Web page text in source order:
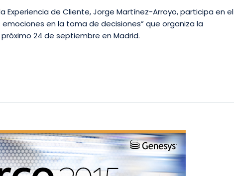
Experiencia de Cliente, Jorge Martínez-Arroyo, participa en el
emociones en la toma de decisiones” que organiza la
24 de septiembre en Madrid.